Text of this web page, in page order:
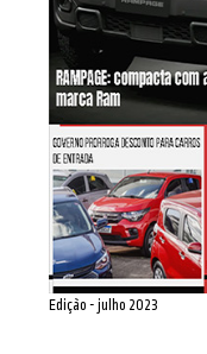
Edição - julho 2023